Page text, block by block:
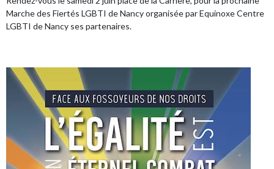
Marche des Fiertés LGBTI de Nancy organisée par Equinoxe Centre
LGBTI de Nancy ses partenaires.